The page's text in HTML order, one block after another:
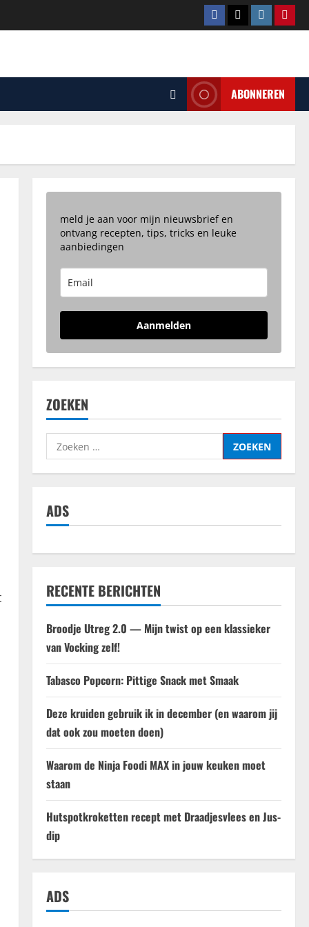
Facebook
TiktokInstagram
ABONNEREN
meld je aan voor mijn nieuwsbrief en
ontvang recepten, tips, tricks en leuke
aanbiedingen
Aanmelden
ZOEKEN
Zoeken
naar:
ADS
RECENTE BERICHTEN
Broodje Utreg 2.0 — Mijn twist op een klassieker
van Vocking zelf!
Tabasco Popcorn: Pittige Snack met Smaak
Deze kruiden gebruik ik in december (en waarom jij
dat ook zou moeten doen)
Waarom de Ninja Foodi MAX in jouw keuken moet
staan
Hutspotkroketten recept met Draadjesvlees en Jus-
dip
ADS